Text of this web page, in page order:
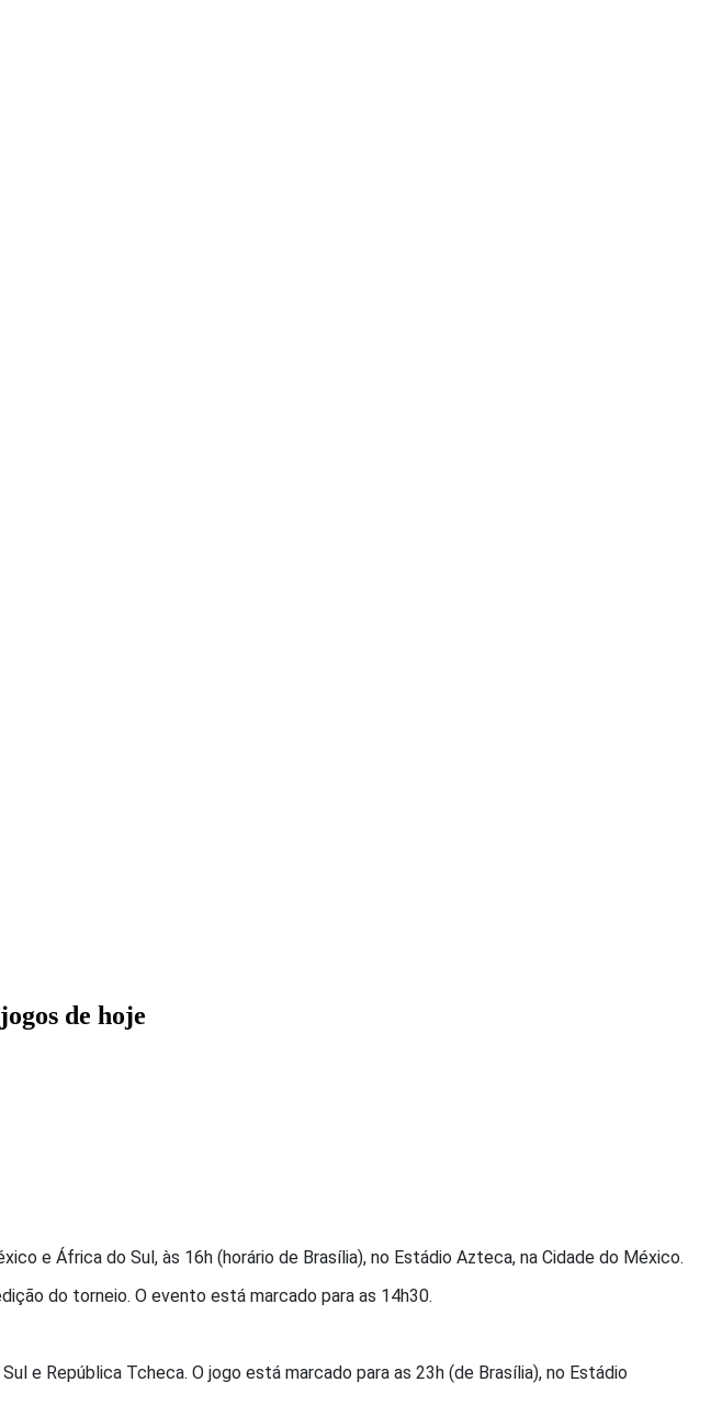
de hoje
e África do Sul, às 16h (horário de Brasília), no Estádio Azteca, na Cidade do México.
do torneio. O evento está marcado para as 14h30.
e República Tcheca. O jogo está marcado para as 23h (de Brasília), no Estádio